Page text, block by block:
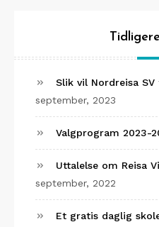
Slik vil Nordreisa
september, 2023
Valgprogram 2023-
Uttalelse om Reisa
september, 2022
Et gratis daglig